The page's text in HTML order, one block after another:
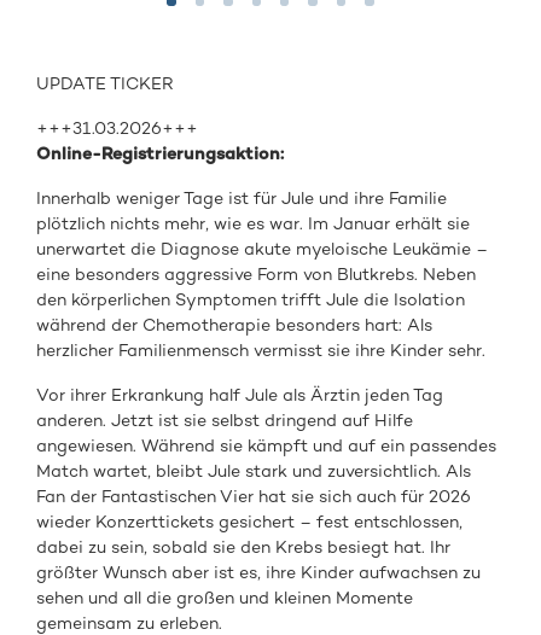
UPDATE TICKER
+++31.03.2026+++
Online-Registrierungsaktion:
Innerhalb weniger Tage ist für Jule und ihre Familie
plötzlich nichts mehr, wie es war. Im Januar erhält sie
unerwartet die Diagnose akute myeloische Leukämie –
eine besonders aggressive Form von Blutkrebs. Neben
den körperlichen Symptomen trifft Jule die Isolation
während der Chemotherapie besonders hart: Als
herzlicher Familienmensch vermisst sie ihre Kinder sehr.
Vor ihrer Erkrankung half Jule als Ärztin jeden Tag
anderen. Jetzt ist sie selbst dringend auf Hilfe
angewiesen. Während sie kämpft und auf ein passendes
Match wartet, bleibt Jule stark und zuversichtlich. Als
Fan der Fantastischen Vier hat sie sich auch für 2026
wieder Konzerttickets gesichert – fest entschlossen,
dabei zu sein, sobald sie den Krebs besiegt hat. Ihr
größter Wunsch aber ist es, ihre Kinder aufwachsen zu
sehen und all die großen und kleinen Momente
gemeinsam zu erleben.